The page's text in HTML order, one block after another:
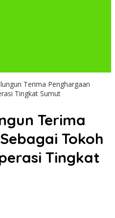
Terima Penghargaan
Tingkat Sumut
Terima
Tokoh
Tingkat